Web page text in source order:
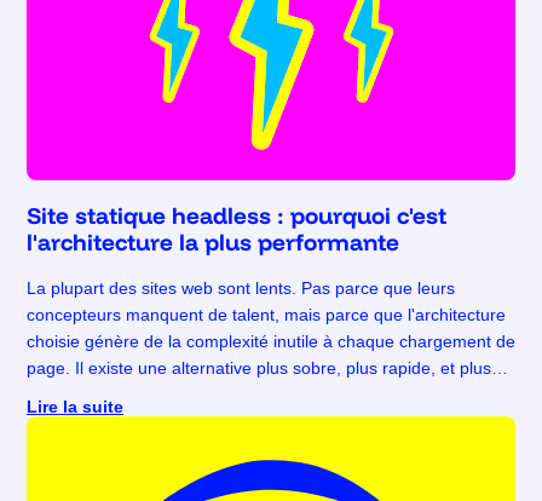
Site statique headless : pourquoi c'est
l'architecture la plus performante
La plupart des sites web sont lents. Pas parce que leurs
concepteurs manquent de talent, mais parce que l'architecture
choisie génère de la complexité inutile à chaque chargement de
page. Il existe une alternative plus sobre, plus rapide, et plus
Lire la suite